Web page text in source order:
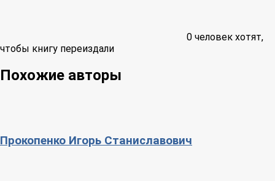
0 человек хотят,
чтобы книгу переиздали
Похожие авторы
Прокопенко Игорь Станиславович